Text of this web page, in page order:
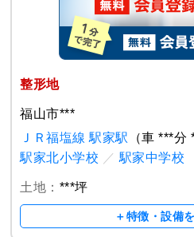
整形地
福山市***
ＪＲ福塩線 駅家駅
（車 ***分
駅家北小学校 ／ 駅家中学校
土地： ***坪
＋特徴・設備